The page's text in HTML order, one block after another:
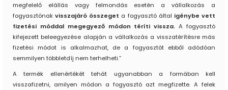
megfelelő elállás vagy felmondás esetén a vállalkozás a
fogyasztónakvisszajáró összeget a fogyasztó által igénybe vett
fizetési móddal megegyező módon téríti vissza. A fogyasztó
kifejezett beleegyezése alapján a vállalkozás a visszatérítésre más
fizetési módot is alkalmazhat, de a fogyasztót ebből adódóan
semmilyen többletdíj nem terhelheti.”
A termék ellenértékét tehát ugyanabban a formában kell
visszafizetni, amilyen módon a fogyasztó azt megfizette. A felek